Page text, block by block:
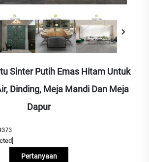
Sinter Putih Emas Hitam Untuk
Dinding, Meja Mandi Dan Meja
Dapur
Pertanyaan